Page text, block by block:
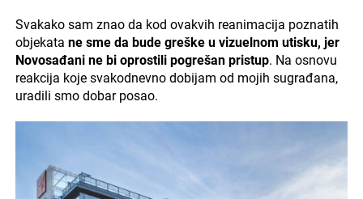
Svakako sam znao da kod ovakvih reanimacija poznatih
objekata ne sme da bude greške u vizuelnom utisku, jer
Novosađani ne bi oprostili pogrešan pristup. Na osnovu
reakcija koje svakodnevno dobijam od mojih sugrađana,
uradili smo dobar posao.